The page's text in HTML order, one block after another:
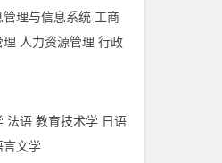
管理与信息系统 工商
理 人力资源管理 行政
法语 教育技术学 日语
言文学